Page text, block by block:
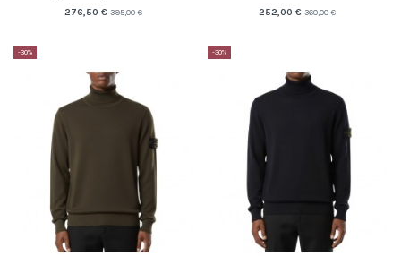
276,50 €395,00 €
252,00 €360,00 €
-30% -30%